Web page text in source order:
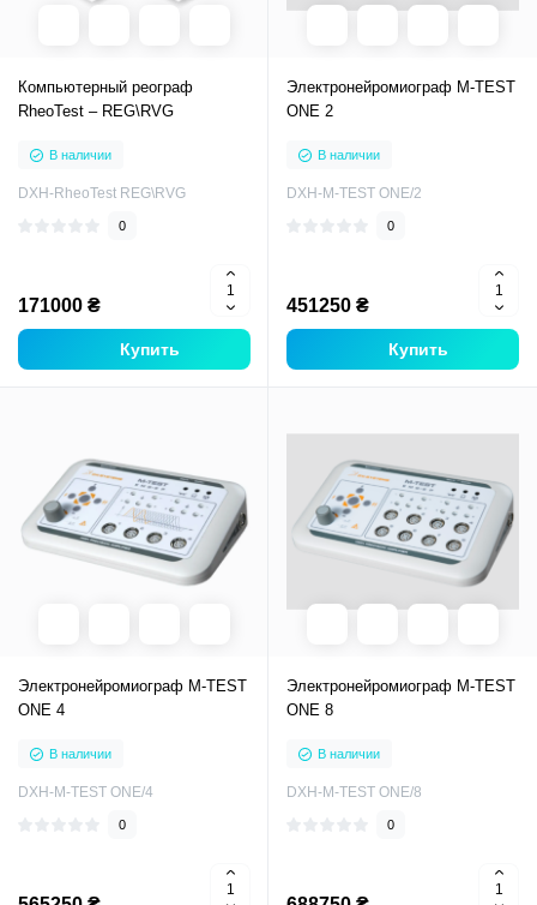
Компьютерный реограф
RheoTest – REG\RVG
В наличии
DXH-RheoTest REG\RVG
0
171000 ₴
Купить
Электронейромиограф M-TEST
ONE 2
В наличии
DXH-M-TEST ONE/2
0
451250 ₴
Купить
Электронейромиограф M-TEST
ONE 4
В наличии
DXH-M-TEST ONE/4
0
Электронейромиограф M-TEST
ONE 8
В наличии
DXH-M-TEST ONE/8
0